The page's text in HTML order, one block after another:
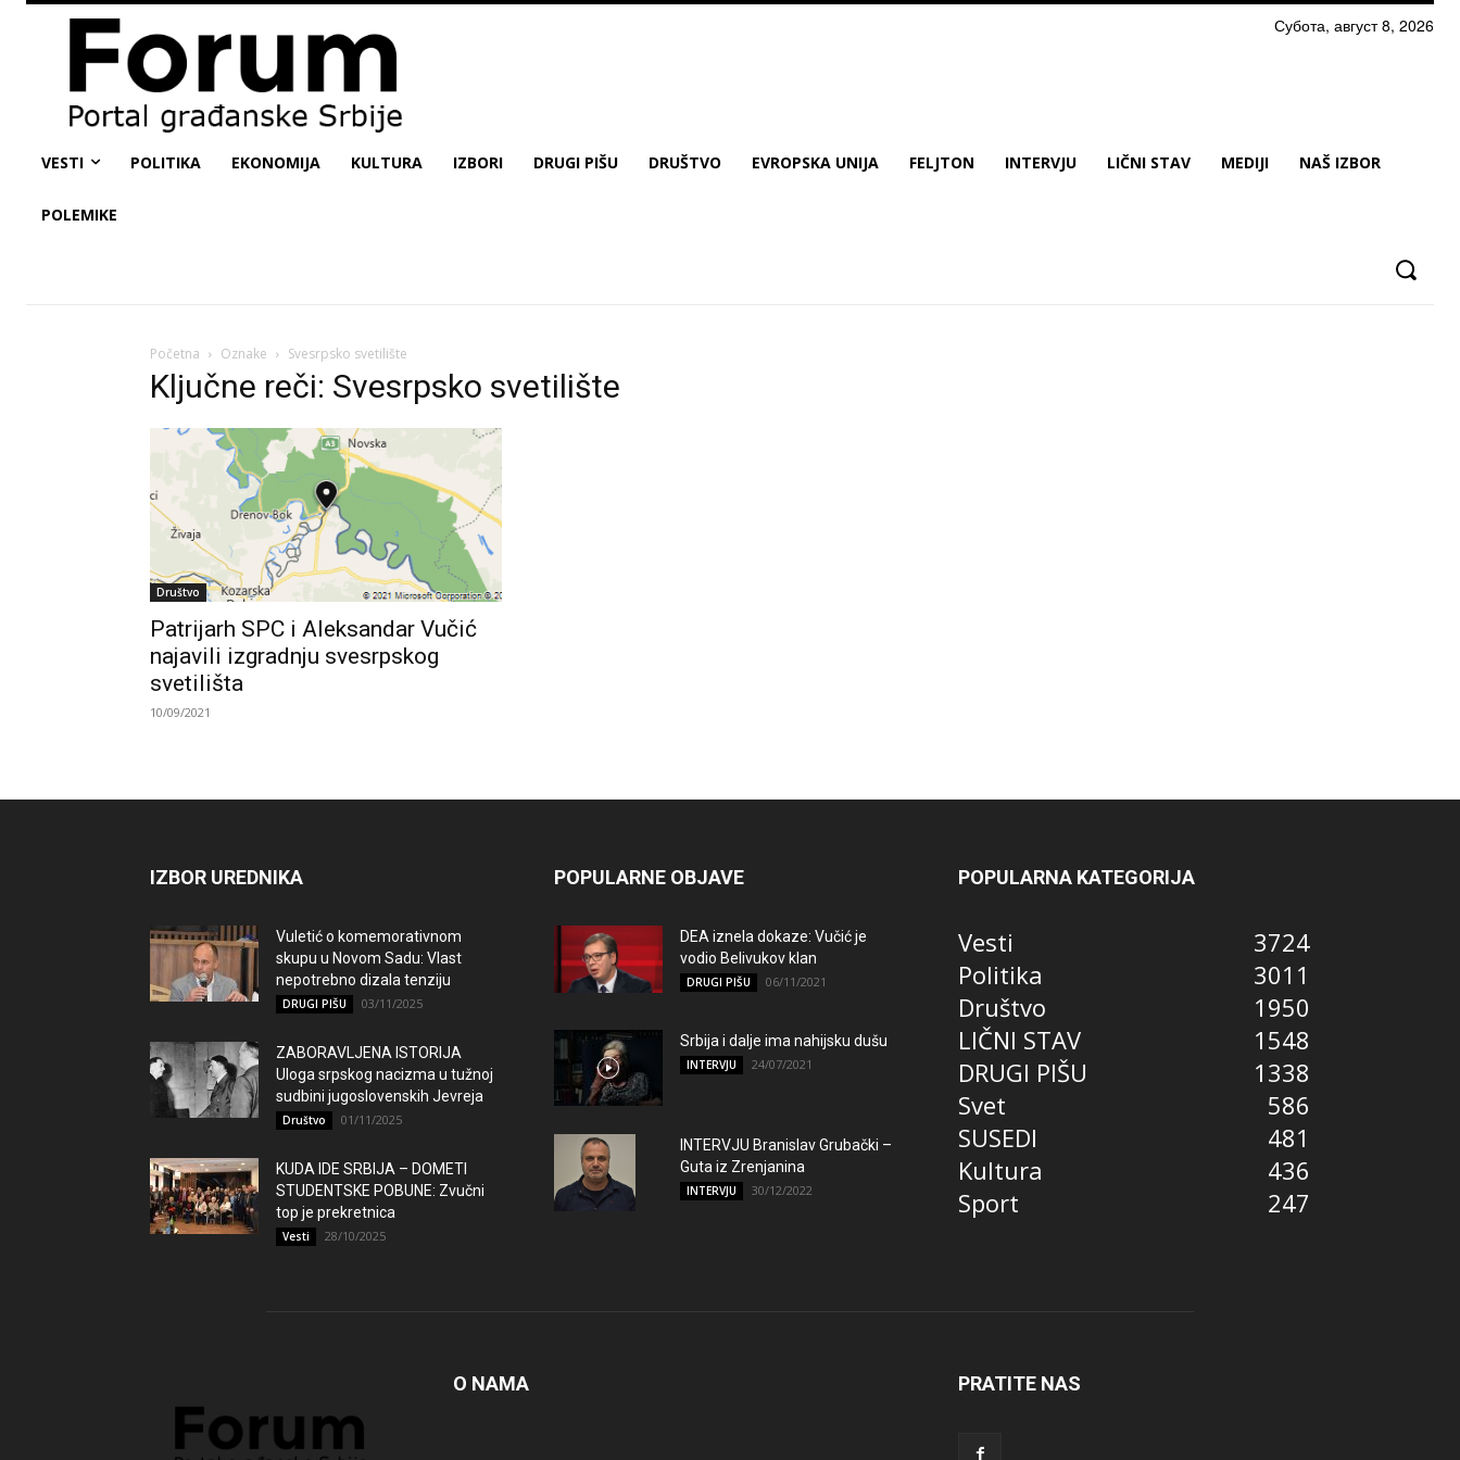
Субота, август 8, 2026
VESTI POLITIKA EKONOMIJA KULTURA IZBORI DRUGI PIŠU DRUŠTVO EVROPSKA UNIJA FELJTON INTERVJU LIČNI STAV MEDIJI NAŠ IZBOR
POLEMIKE
Početna Oznake Svesrpsko svetilište
Ključne reči: Svesrpsko svetilište
Društvo
Patrijarh SPC i Aleksandar Vučić
najavili izgradnju svesrpskog
svetilišta
10/09/2021
IZBOR UREDNIKA
Vuletić o komemorativnom
skupu u Novom Sadu: Vlast
nepotrebno dizala tenziju
DRUGI PIŠU 03/11/2025
ZABORAVLJENA ISTORIJA
Uloga srpskog nacizma u tužnoj
sudbini jugoslovenskih Jevreja
Društvo 01/11/2025
KUDA IDE SRBIJA – DOMETI
STUDENTSKE POBUNE: Zvučni
top je prekretnica
Vesti 28/10/2025
POPULARNE OBJAVE
DEA iznela dokaze: Vučić je
vodio Belivukov klan
DRUGI PIŠU 06/11/2021
Srbija i dalje ima nahijsku dušu
INTERVJU 24/07/2021
INTERVJU Branislav Grubački –
Guta iz Zrenjanina
INTERVJU 30/12/2022
POPULARNA KATEGORIJA
Vesti
3724
Politika
3011
Društvo
1950
LIČNI STAV
1548
DRUGI PIŠU
1338
Svet
586
SUSEDI
481
Kultura
436
Sport
247
O NAMA PRATITE NAS